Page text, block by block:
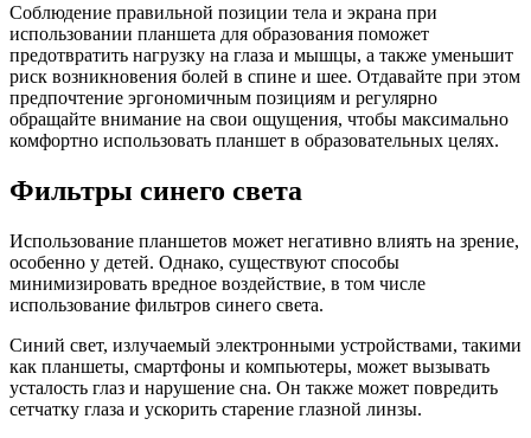
Соблюдение правильной позиции тела и экрана при
использовании планшета для образования поможет
предотвратить нагрузку на глаза и мышцы, а также уменьшит
риск возникновения болей в спине и шее. Отдавайте при этом
предпочтение эргономичным позициям и регулярно
обращайте внимание на свои ощущения, чтобы максимально
комфортно использовать планшет в образовательных целях.
Фильтры синего света
Использование планшетов может негативно влиять на зрение,
особенно у детей. Однако, существуют способы
минимизировать вредное воздействие, в том числе
использование фильтров синего света.
Синий свет, излучаемый электронными устройствами, такими
как планшеты, смартфоны и компьютеры, может вызывать
усталость глаз и нарушение сна. Он также может повредить
сетчатку глаза и ускорить старение глазной линзы.